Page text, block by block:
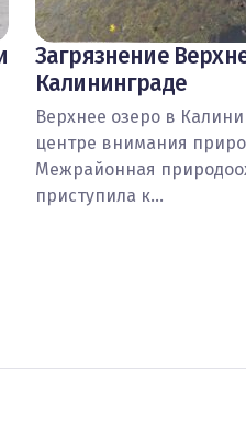
Загрязнение
Калининграде
Верхнее озеро в
центре внимания
Межрайонная
приступила к…